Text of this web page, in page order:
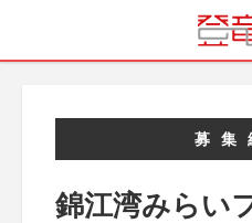
募集
錦江湾みらい